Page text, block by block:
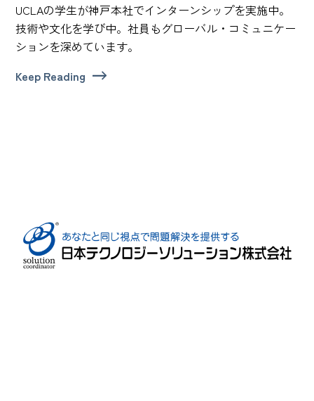
UCLAの学生が神戸本社でインターンシップを実施中。
技術や文化を学び中。社員もグローバル・コミュニケー
ションを深めています。
Keep Reading